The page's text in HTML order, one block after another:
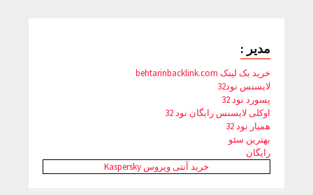
مدیر :
خرید بک لینک behtarinbacklink.com
لایسنس نود32
پسورد نود 32
اوکلی لایسنس رایگان نود 32
همیار نود 32
بهترین سئو
رایگان
خرید آنتی ویروس Kaspersky